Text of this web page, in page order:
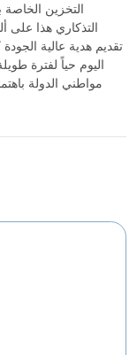
التخزين الخاصة
التذكاري هذا على
تقديم هدية عالية
اليوم حياً لفترة
مواطني الدولة